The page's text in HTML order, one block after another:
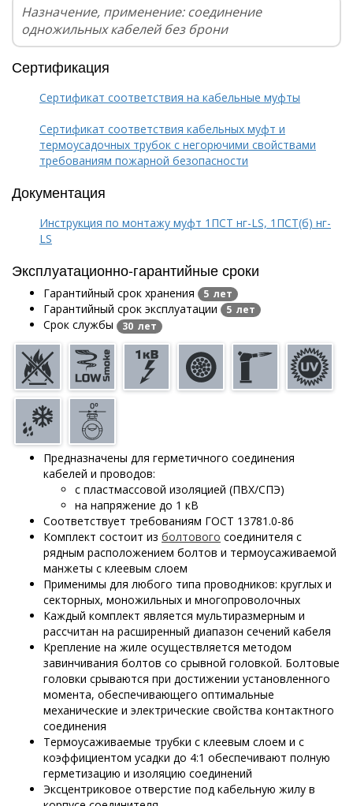
Назначение, применение: соединение
одножильных кабелей без брони
Сертификация
Сертификат соответствия на кабельные муфты
Сертификат соответствия кабельных муфт и
термоусадочных трубок с негорючими свойствами
требованиям пожарной безопасности
Документация
Инструкция по монтажу муфт 1ПСТ нг-LS, 1ПСТ(б) нг-
LS
Эксплуатационно-гарантийные сроки
Гарантийный срок хранения 5 лет
Гарантийный срок эксплуатации 5 лет
Срок службы 30 лет
Предназначены для герметичного соединения
кабелей и проводов:
с пластмассовой изоляцией (ПВХ/СПЭ)
на напряжение до 1 кВ
Соответствует требованиям ГОСТ 13781.0-86
Комплект состоит из болтового соединителя с
рядным расположением болтов и термоусаживаемой
манжеты с клеевым слоем
Применимы для любого типа проводников: круглых и
секторных, моножильных и многопроволочных
Каждый комплект является мультиразмерным и
рассчитан на расширенный диапазон сечений кабеля
Крепление на жиле осуществляется методом
завинчивания болтов со срывной головкой. Болтовые
головки срываются при достижении установленного
момента, обеспечивающего оптимальные
механические и электрические свойства контактного
соединения
Термоусаживаемые трубки с клеевым слоем и с
коэффициентом усадки до 4:1 обеспечивают полную
герметизацию и изоляцию соединений
Эксцентриковое отверстие под кабельную жилу в